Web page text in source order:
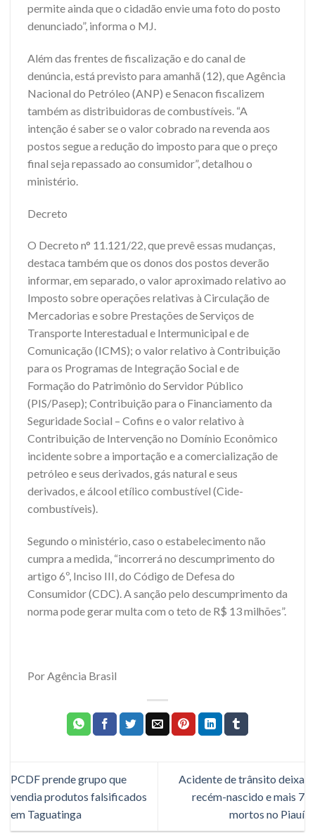
permite ainda que o cidadão envie uma foto do posto
denunciado”, informa o MJ.
Além das frentes de fiscalização e do canal de
denúncia, está previsto para amanhã (12), que Agência
Nacional do Petróleo (ANP) e Senacon fiscalizem
também as distribuidoras de combustíveis. “A
intenção é saber se o valor cobrado na revenda aos
postos segue a redução do imposto para que o preço
final seja repassado ao consumidor”, detalhou o
ministério.
Decreto
O Decreto n° 11.121/22, que prevê essas mudanças,
destaca também que os donos dos postos deverão
informar, em separado, o valor aproximado relativo ao
Imposto sobre operações relativas à Circulação de
Mercadorias e sobre Prestações de Serviços de
Transporte Interestadual e Intermunicipal e de
Comunicação (ICMS); o valor relativo à Contribuição
para os Programas de Integração Social e de
Formação do Patrimônio do Servidor Público
(PIS/Pasep); Contribuição para o Financiamento da
Seguridade Social – Cofins e o valor relativo à
Contribuição de Intervenção no Domínio Econômico
incidente sobre a importação e a comercialização de
petróleo e seus derivados, gás natural e seus
derivados, e álcool etílico combustível (Cide-
combustíveis).
Segundo o ministério, caso o estabelecimento não
cumpra a medida, “incorrerá no descumprimento do
artigo 6º, Inciso III, do Código de Defesa do
Consumidor (CDC). A sanção pelo descumprimento da
norma pode gerar multa com o teto de R$ 13 milhões”.
Por Agência Brasil
PCDF prende grupo que
vendia produtos falsificados
em Taguatinga
Acidente de trânsito deixa
recém-nascido e mais 7
mortos no Piauí